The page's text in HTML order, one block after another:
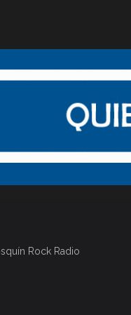
Rock Radio